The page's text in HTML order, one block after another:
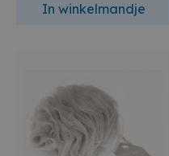
In winkelmandje